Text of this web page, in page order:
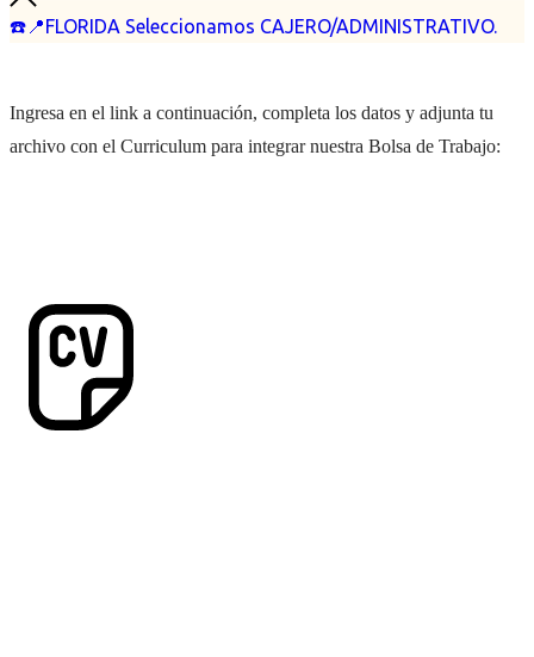
☎️📍FLORIDA Seleccionamos CAJERO/ADMINISTRATIVO.
Ingresa en el link a continuación, completa los datos y adjunta tu
archivo con el Curriculum para integrar nuestra Bolsa de Trabajo: